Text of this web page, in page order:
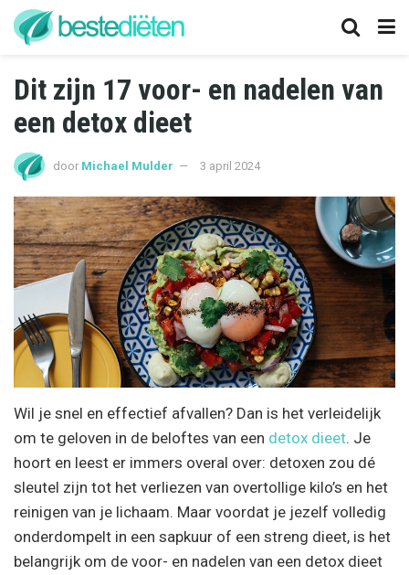
Dit zijn 17 voor- en nadelen van
een detox dieet
door Michael Mulder 3 april 2024
Wil je snel en effectief afvallen? Dan is het verleidelijk
om te geloven in de beloftes van een detox dieet. Je
hoort en leest er immers overal over: detoxen zou dé
sleutel zijn tot het verliezen van overtollige kilo’s en het
reinigen van je lichaam. Maar voordat je jezelf volledig
onderdompelt in een sapkuur of een streng dieet, is het
belangrijk om de voor- en nadelen van een detox dieet